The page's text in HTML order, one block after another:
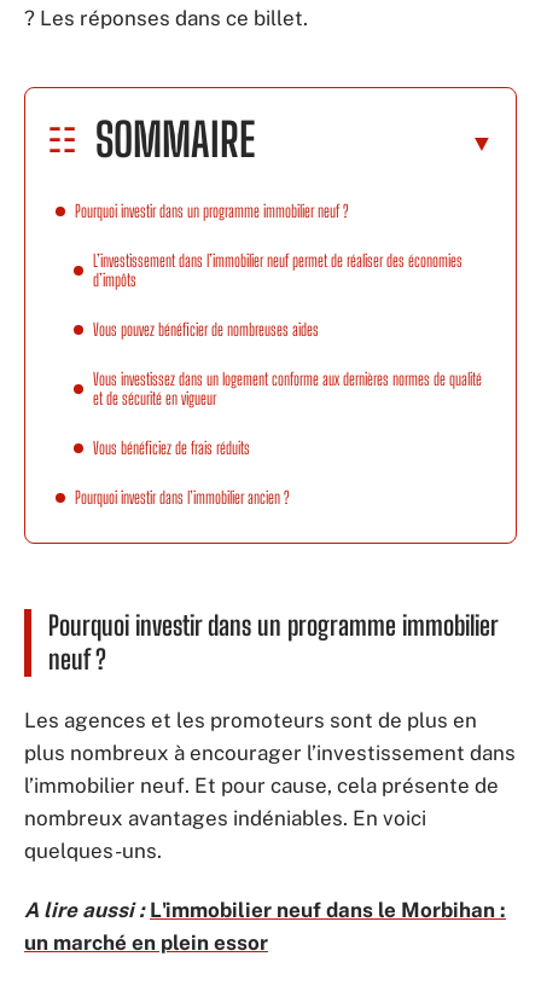
? Les réponses dans ce billet.
SOMMAIRE
Pourquoi investir dans un programme immobilier neuf ?
L’investissement dans l’immobilier neuf permet de réaliser des économies
d’impôts
Vous pouvez bénéficier de nombreuses aides
Vous investissez dans un logement conforme aux dernières normes de qualité
et de sécurité en vigueur
Vous bénéficiez de frais réduits
Pourquoi investir dans l’immobilier ancien ?
Pourquoi investir dans un programme immobilier
neuf ?
Les agences et les promoteurs sont de plus en
plus nombreux à encourager l’investissement dans
l’immobilier neuf. Et pour cause, cela présente de
nombreux avantages indéniables. En voici
quelques-uns.
A lire aussi : L'immobilier neuf dans le Morbihan :
un marché en plein essor